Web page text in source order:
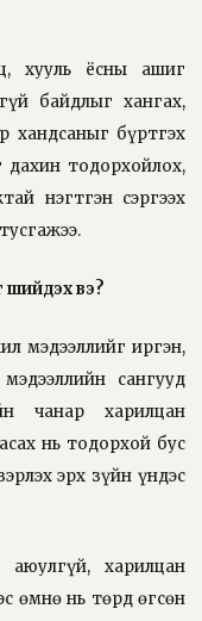
хууль ёсны ашиг
байдлыг хангах,
хандсаныг бүртгэх
дахин тодорхойлох,
нэгтгэн сэргээх
шийдэх вэ?
мэдээллийг иргэн,
сангууд
чанар харилцан
нь тодорхой бус
эрх зүйн үндэс
аюулгүй, харилцан
өмнө нь төрд өгсөн